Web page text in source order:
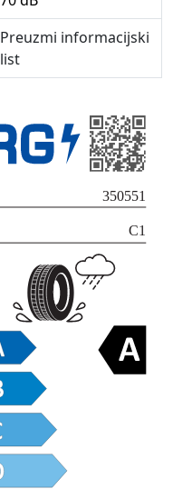
Preuzmi informacijski
list